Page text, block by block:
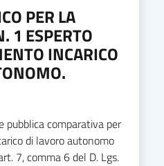
PER LA
1 ESPERTO
INCARICO
pubblica comparativa per
di lavoro autonomo
7, comma 6 del D. Lgs.